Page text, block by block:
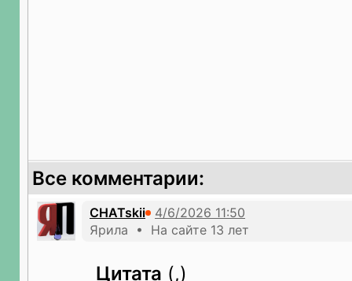
Все комментарии:
CHATskii
Ярила • На сайте 13 лет
Цитата (,)